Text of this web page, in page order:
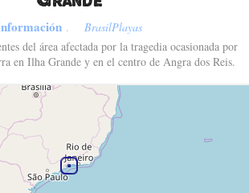
.
BrasilPlayas
del área afectada por la tragedia ocasionada por
en Ilha Grande y en el centro de Angra dos Reis.
de Angra dos Reis
Ultimos Artículos
más baratas en décadas